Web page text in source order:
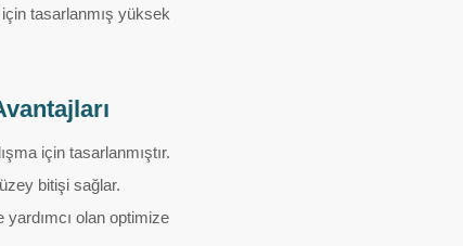
tasarlanmış yüksek
için tasarlanmıştır.
bitişi sağlar.
olan optimize